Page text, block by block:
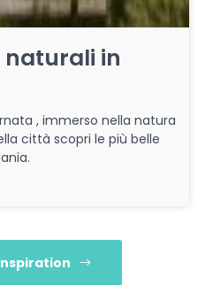
naturali in
, immerso nella natura
città scopri le più belle